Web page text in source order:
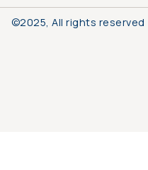
©2025, All rights reserved